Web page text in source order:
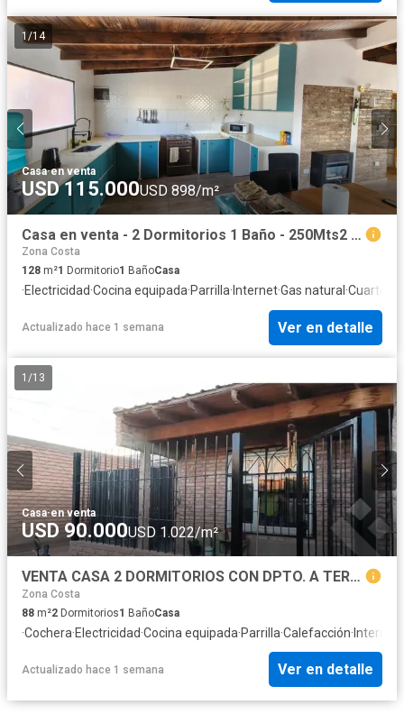
1 /14
Casa·en venta
USD 115.000USD 898/m²
Casa en venta - 2 Dormitorios 1 Baño - 250Mts2 - Neuquén
Zona Costa
128 m²1 Dormitorio1 BañoCasa
·Electricidad·Cocina equipada·Parrilla· Internet·Gas natural ·Cuarto
Actualizado hace 1 semana Ver en detalle
1 /13
Casa·en venta
USD 90.000USD 1.022/m²
VENTA CASA 2 DORMITORIOS CON DPTO. A TERMINAR - RINCÓN DE LOS SAUCES
Zona Costa
88 m²2 Dormitorios1 BañoCasa
·Cochera·Electricidad·Cocina equipada·Parrilla·Calefacción· Internet
Actualizado hace 1 semana Ver en detalle